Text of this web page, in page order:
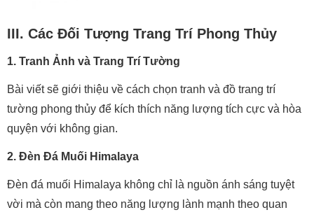
III. Các Đối Tượng Trang Trí Phong Thủy
1. Tranh Ảnh và Trang Trí Tường
Bài viết sẽ giới thiệu về cách chọn tranh và đồ trang trí
tường phong thủy để kích thích năng lượng tích cực và hòa
quyện với không gian.
2. Đèn Đá Muối Himalaya
Đèn đá muối Himalaya không chỉ là nguồn ánh sáng tuyệt
vời mà còn mang theo năng lượng lành mạnh theo quan